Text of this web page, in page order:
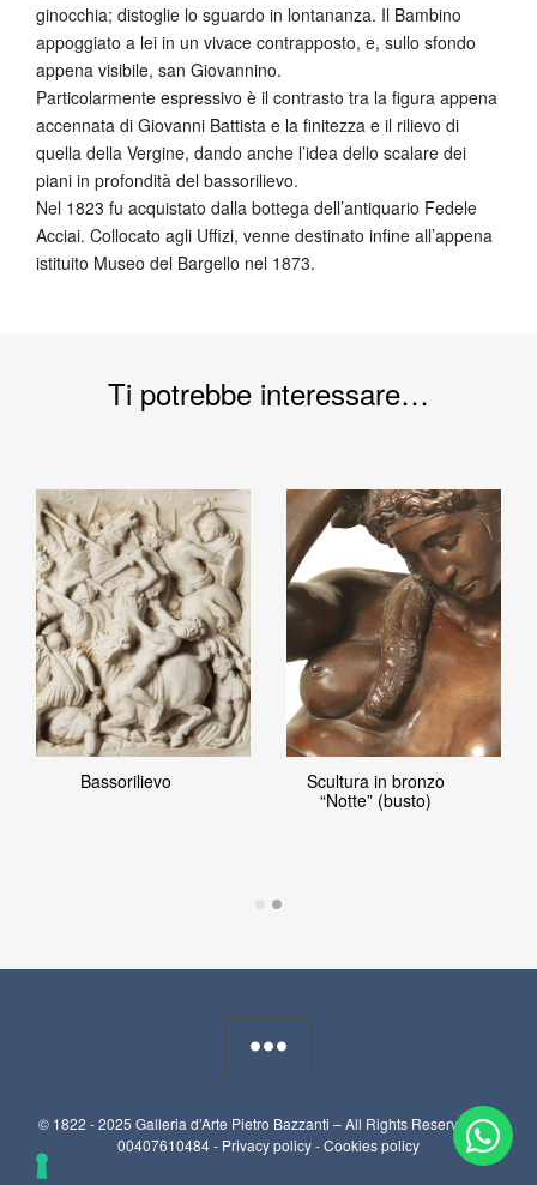
ginocchia; distoglie lo sguardo in lontananza. Il Bambino
appoggiato a lei in un vivace contrapposto, e, sullo sfondo
appena visibile, san Giovannino.
Particolarmente espressivo è il contrasto tra la figura appena
accennata di Giovanni Battista e la finitezza e il rilievo di
quella della Vergine, dando anche l’idea dello scalare dei
piani in profondità del bassorilievo.
Nel 1823 fu acquistato dalla bottega dell’antiquario Fedele
Acciai. Collocato agli Uffizi, venne destinato infine all’appena
istituito Museo del Bargello nel 1873.
Ti potrebbe interessare…
Bassorilievo
Scultura in bronzo
“Notte” (busto)
© 1822 - 2025 Galleria d’Arte Pietro Bazzanti – All Rights Reserved. P.I.
00407610484 - Privacy policy-Cookies policy